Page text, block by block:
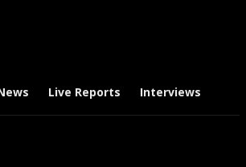
Live Reports Interviews